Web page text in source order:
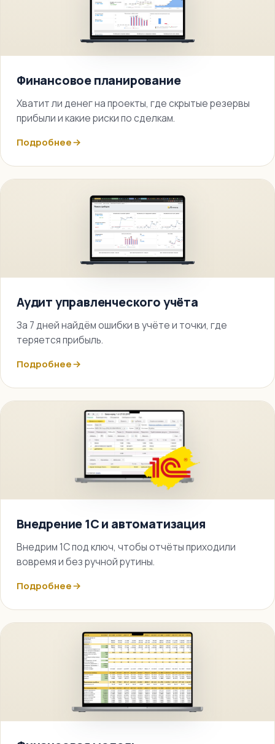
Финансовое планирование
Хватит ли денег на проекты, где скрытые резервы
прибыли и какие риски по сделкам.
Подробнее
Аудит управленческого учёта
За 7 дней найдём ошибки в учёте и точки, где
теряется прибыль.
Подробнее
Внедрение 1С и автоматизация
Внедрим 1С под ключ, чтобы отчёты приходили
вовремя и без ручной рутины.
Подробнее